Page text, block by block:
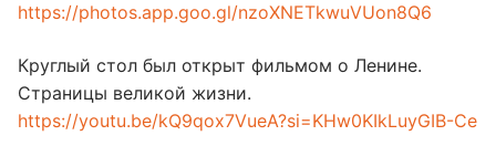
https://photos.app.goo.gl/nzoXNETkwuVUon8Q6
Круглый стол был открыт фильмом о Ленине.
Страницы великой жизни.
https://youtu.be/kQ9qox7VueA?si=KHw0KIkLuyGIB-Ce